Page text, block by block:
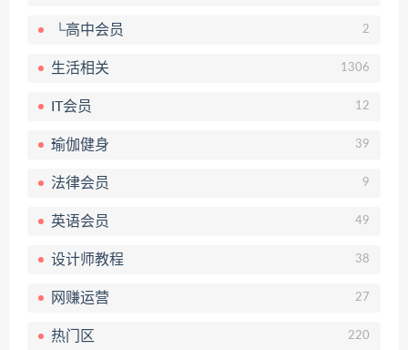
└高中会员 2
生活相关 1306
IT会员 12
瑜伽健身 39
法律会员 9
英语会员 49
设计师教程 38
网赚运营 27
热门区 220